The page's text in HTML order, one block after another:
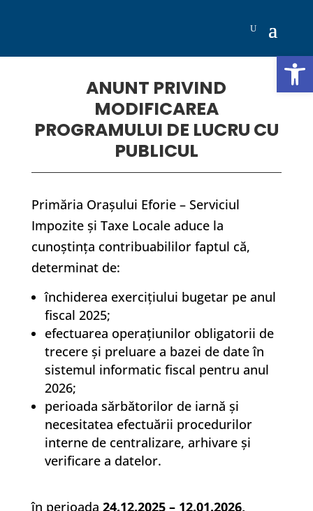
ANUNT PRIVIND
MODIFICAREA
PROGRAMULUI DE LUCRU CU
PUBLICUL
Primăria Orașului Eforie – Serviciul
Impozite și Taxe Locale aduce la
cunoștința contribuabililor faptul că,
determinat de:
închiderea exercițiului bugetar pe anul
fiscal 2025;
efectuarea operațiunilor obligatorii de
trecere și preluare a bazei de date în
sistemul informatic fiscal pentru anul
2026;
perioada sărbătorilor de iarnă și
necesitatea efectuării procedurilor
interne de centralizare, arhivare și
verificare a datelor.
în perioada 24.12.2025 – 12.01.2026,